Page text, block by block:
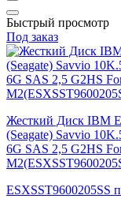
Быстрый просмотр
Под заказ
Жесткий Диск IBM
(Seagate) Savvio
6G SAS 2,5 G2HS
ESXSST9600205SS